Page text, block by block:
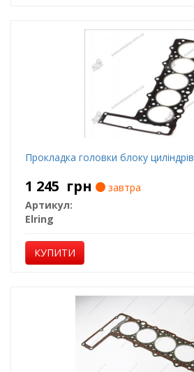
Прокладка головки блоку циліндрів
1 245 грн
завтра
Артикул:
Elring
КУПИТИ